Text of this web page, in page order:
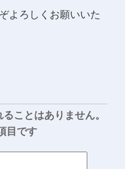
よろしくお願いいた
ことはありません。
目です